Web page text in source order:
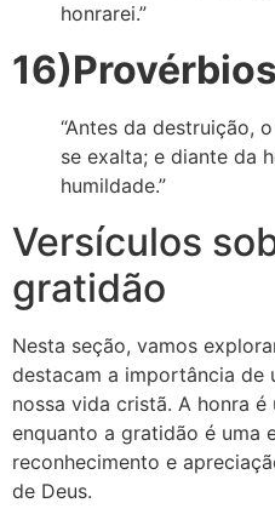
honrarei.”
“Antes da destruição,
se exalta; e diante da
humildade.”
Versículos
gratidão
Nesta seção, vamos
destacam a importância de
nossa vida cristã. A honra
enquanto a gratidão é uma
reconhecimento e
de Deus.